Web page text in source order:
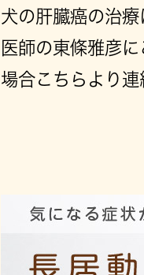
犬の肝臓癌の治
医師の東條雅彦
場合こちらより連